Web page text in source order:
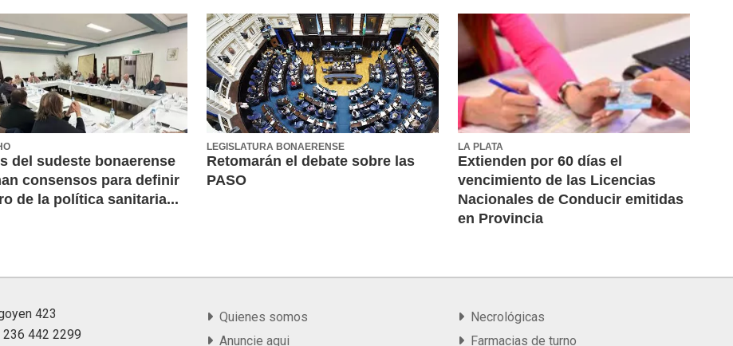
del sudeste bonaerense
consensos para definir
de la política sanitaria...
LEGISLATURA BONAERENSE
Retomarán el debate sobre las
PASO
LA PLATA
Extienden por 60 días el
vencimiento de las Licencias
Nacionales de Conducir emitidas
en Provincia
423
236 442 2299
Quienes somos
Anuncie aqui
Necrológicas
Farmacias de turno